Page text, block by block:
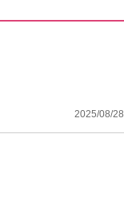
2025/08/28